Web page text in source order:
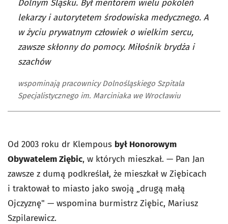
Dolnym Śląsku. Był mentorem wielu pokoleń
lekarzy i autorytetem środowiska medycznego. A
w życiu prywatnym człowiek o wielkim sercu,
zawsze skłonny do pomocy. Miłośnik brydża i
szachów
wspominają pracownicy Dolnośląskiego Szpitala
Specjalistycznego im. Marciniaka we Wrocławiu
Od 2003 roku dr Klempous był Honorowym
Obywatelem Ziębic, w których mieszkał. — Pan Jan
zawsze z dumą podkreślał, że mieszkał w Ziębicach
i traktował to miasto jako swoją „drugą małą
Ojczyznę" — wspomina burmistrz Ziębic, Mariusz
Szpilarewicz.